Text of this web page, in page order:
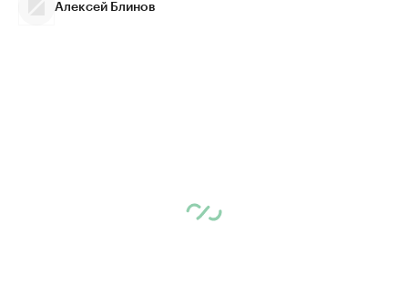
Алексей Блинов